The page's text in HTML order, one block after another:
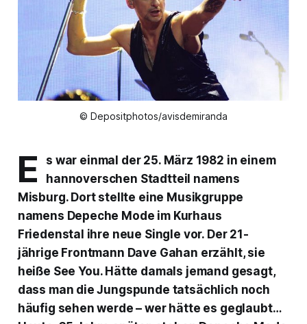
© Depositphotos/avisdemiranda
E
s war einmal der 25. März 1982 in einem
hannoverschen Stadtteil namens
Misburg. Dort stellte eine Musikgruppe
namens Depeche Mode im Kurhaus
Friedenstal ihre neue Single vor. Der 21-
jährige Frontmann Dave Gahan erzählt, sie
heiße See You. Hätte damals jemand gesagt,
dass man die Jungspunde tatsächlich noch
häufig sehen werde – wer hätte es geglaubt…